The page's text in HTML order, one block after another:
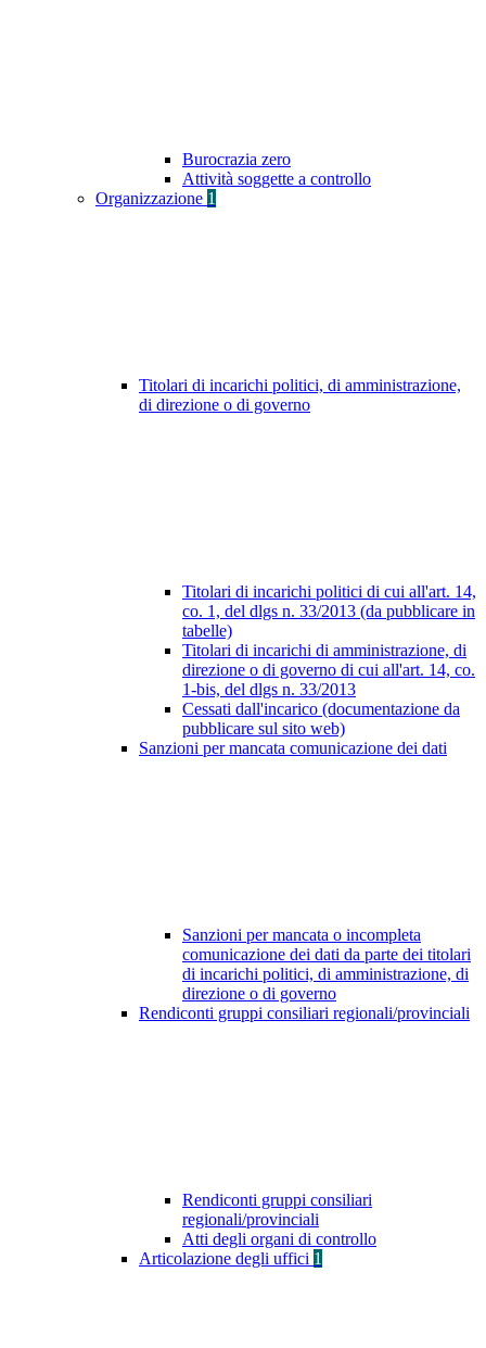
Burocrazia zero
Attività soggette a controllo
Organizzazione 1
Titolari di incarichi politici, di amministrazione,
di direzione o di governo
Titolari di incarichi politici di cui all'art. 14,
co. 1, del dlgs n. 33/2013 (da pubblicare in
tabelle)
Titolari di incarichi di amministrazione, di
direzione o di governo di cui all'art. 14, co.
1-bis, del dlgs n. 33/2013
Cessati dall'incarico (documentazione da
pubblicare sul sito web)
Sanzioni per mancata comunicazione dei dati
Sanzioni per mancata o incompleta
comunicazione dei dati da parte dei titolari
di incarichi politici, di amministrazione, di
direzione o di governo
Rendiconti gruppi consiliari regionali/provinciali
Rendiconti gruppi consiliari
regionali/provinciali
Atti degli organi di controllo
Articolazione degli uffici 1